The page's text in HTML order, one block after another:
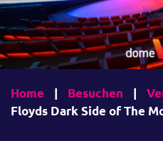
Home | Besuchen |
Floyds Dark Side of The